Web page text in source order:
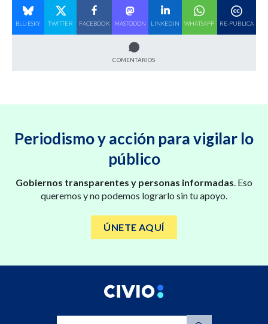
BLUESKY TWITTER FACEBOOK MASTODON LINKEDIN WHATSAPP RE-PUBLICA
COMENTARIOS
Periodismo y acción para vigilar lo
público
Gobiernos transparentes y personas informadas. Eso
queremos y no podemos lograrlo sin tu apoyo.
ÚNETE AQUÍ